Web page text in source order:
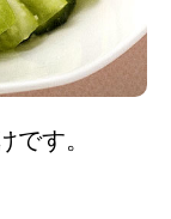
です。